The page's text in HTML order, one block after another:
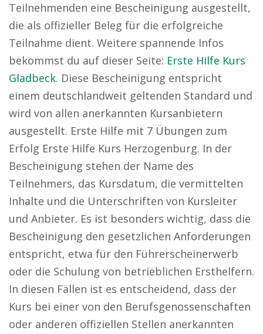
Teilnehmenden eine Bescheinigung ausgestellt,
die als offizieller Beleg für die erfolgreiche
Teilnahme dient. Weitere spannende Infos
bekommst du auf dieser Seite: Erste Hilfe Kurs
Gladbeck. Diese Bescheinigung entspricht
einem deutschlandweit geltenden Standard und
wird von allen anerkannten Kursanbietern
ausgestellt. Erste Hilfe mit 7 Übungen zum
Erfolg Erste Hilfe Kurs Herzogenburg. In der
Bescheinigung stehen der Name des
Teilnehmers, das Kursdatum, die vermittelten
Inhalte und die Unterschriften von Kursleiter
und Anbieter. Es ist besonders wichtig, dass die
Bescheinigung den gesetzlichen Anforderungen
entspricht, etwa für den Führerscheinerwerb
oder die Schulung von betrieblichen Ersthelfern.
In diesen Fällen ist es entscheidend, dass der
Kurs bei einer von den Berufsgenossenschaften
oder anderen offiziellen Stellen anerkannten